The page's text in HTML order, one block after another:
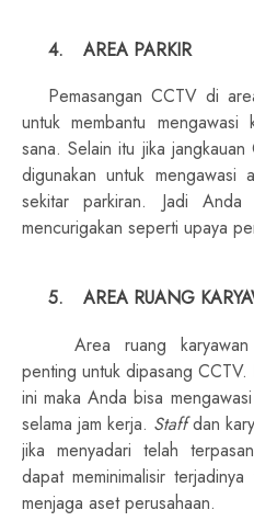
4.
AREA PARKIR
Pemasangan CCTV di
untuk membantu
sana. Selain itu jika
digunakan untuk
sekitar parkiran. Jadi Anda
mencurigakan seperti upaya
5.
AREA RUANG
Area ruang
penting untuk dipasang
ini maka Anda bisa
selama jam kerja. Staffdan
jika menyadari telah
dapat meminimalisir
menjaga aset perusahaan.